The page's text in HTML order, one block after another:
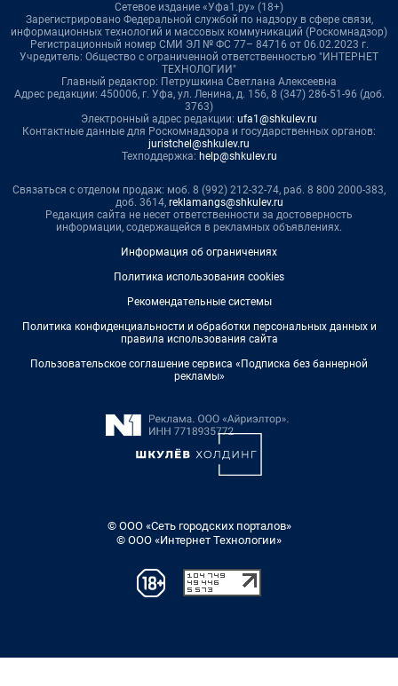
Сетевое издание «Уфа1.ру» (18+)
Зарегистрировано Федеральной службой по надзору в сфере связи,
информационных технологий и массовых коммуникаций (Роскомнадзор)
Регистрационный номер СМИ ЭЛ № ФС 77– 84716 от 06.02.2023 г.
Учредитель: Общество с ограниченной ответственностью "ИНТЕРНЕТ
ТЕХНОЛОГИИ"
Главный редактор: Петрушкина Светлана Алексеевна
Адрес редакции: 450006, г. Уфа, ул. Ленина, д. 156, 8 (347) 286-51-96 (доб.
3763)
Электронный адрес редакции: ufa1@shkulev.ru
Контактные данные для Роскомнадзора и государственных органов:
juristchel@shkulev.ru
Техподдержка: help@shkulev.ru
Связаться с отделом продаж: моб. 8 (992) 212-32-74, раб. 8 800 2000-383,
доб. 3614, reklamangs@shkulev.ru
Редакция сайта не несет ответственности за достоверность
информации, содержащейся в рекламных объявлениях.
Информация об ограничениях
Политика использования cookies
Рекомендательные системы
Политика конфиденциальности и обработки персональных данных и
правила использования сайта
Пользовательское соглашение сервиса «Подписка без баннерной
рекламы»
© ООО «Сеть городских порталов»
© ООО «Интернет Технологии»